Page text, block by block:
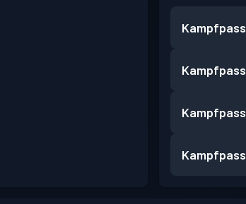
Kampfpass
Kampfpass
Kampfpass
Kampfpass